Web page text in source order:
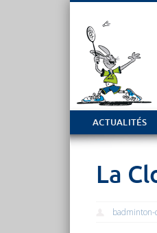
Tout sur le club
ACTUALITÉS
La
badminton-